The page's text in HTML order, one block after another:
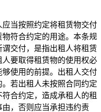
当按照约定将租赁物交付
符合约定的用途。本条规
交付，是指出租人将租赁
要取得租赁物的使用权必
使用的前提。出租人交付
若出租人未按照合同约定
合约定，造成承租人的租
，否则应当承担违约责